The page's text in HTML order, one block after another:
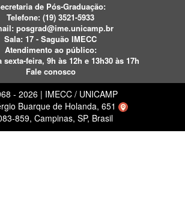
de Pós-Graduação:
Telefone: (19) 3521-5933
posgrad@ime.unicamp.br
Sala: 17 - Saguão IMECC
Atendimento ao público:
sexta-feira, 9h às 12h e 13h30 às 17h
Fale conosco
- 2026 | IMECC / UNICAMP
Buarque de Holanda, 651
859, Campinas, SP, Brasil